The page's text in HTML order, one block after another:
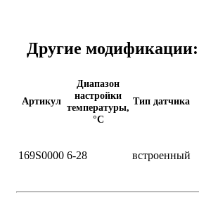
Другие модификации:
Артикул
Диапазон
настройки
температуры,
°С
Тип датчика
169S0000 6-28 встроенный